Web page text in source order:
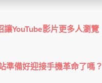
讓YouTube影片更多人瀏覽
準備好迎接手機革命了嗎？